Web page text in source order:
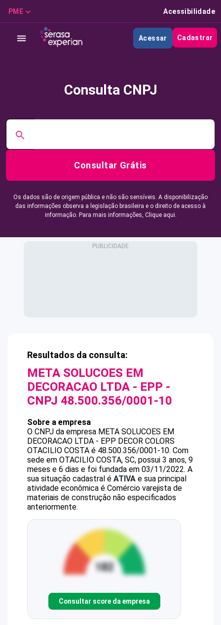
PME Acessibilidade
Acessar Cadastrar
Consulta CNPJ
Consultar Grátis
Os dados são de origem pública e não são sensíveis. A disponibilização
das informações observa a legislação brasileira e o direito de acesso à
informação. Para mais informações, Clique aqui.
Resultados da consulta:
META SOLUCOES EM
DECORACAO LTDA - EPP -
CNPJ 48.500.356/0001-10
Sobre a empresa
O CNPJ da empresa META SOLUCOES EM
DECORACAO LTDA - EPP DECOR COLORS
OTACILIO COSTA é 48.500.356/0001-10. Com
sede em OTACILIO COSTA, SC, possui 3 anos, 9
meses e 6 dias e foi fundada em 03/11/2022. A
sua situação cadastral é ATIVA e sua principal
atividade econômica é Comércio varejista de
materiais de construção não especificados
anteriormente.
Consultar score da empresa